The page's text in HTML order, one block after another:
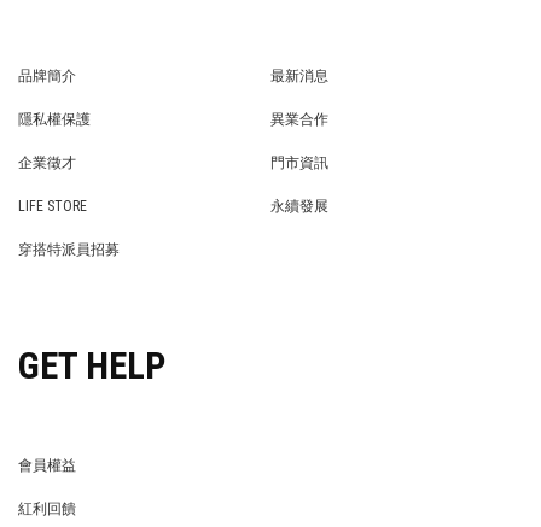
品牌簡介
最新消息
隱私權保護
異業合作
企業徵才
門市資訊
LIFE STORE
永續發展
穿搭特派員招募
GET HELP
會員權益
紅利回饋